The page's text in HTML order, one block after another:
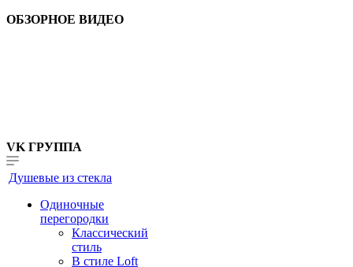
ОБЗОРНОЕ ВИДЕО
VK ГРУППА
Душевые из стекла
Одиночные
перегородки
Классический
стиль
В стиле Loft